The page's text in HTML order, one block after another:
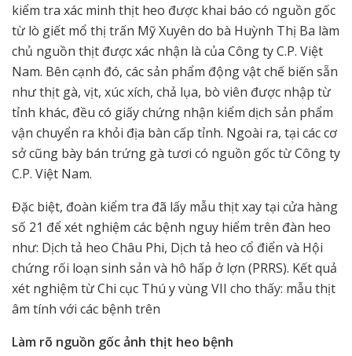
kiểm tra xác minh thịt heo được khai báo có nguồn gốc
từ lò giết mổ thị trấn Mỹ Xuyên do bà Huỳnh Thị Ba làm
chủ nguồn thịt được xác nhận là của Công ty C.P. Việt
Nam. Bên cạnh đó, các sản phẩm động vật chế biến sẵn
như thịt gà, vịt, xúc xích, chả lụa, bò viên được nhập từ
tỉnh khác, đều có giấy chứng nhận kiểm dịch sản phẩm
vận chuyển ra khỏi địa bàn cấp tỉnh. Ngoài ra, tại các cơ
sở cũng bày bán trứng gà tươi có nguồn gốc từ Công ty
C.P. Việt Nam.
Đặc biệt, đoàn kiểm tra đã lấy mẫu thịt xay tại cửa hàng
số 21 để xét nghiệm các bệnh nguy hiểm trên đàn heo
như: Dịch tả heo Châu Phi, Dịch tả heo cổ điển và Hội
chứng rối loạn sinh sản và hô hấp ở lợn (PRRS). Kết quả
xét nghiệm từ Chi cục Thú y vùng VII cho thấy: mẫu thịt
âm tính với các bệnh trên
Làm rõ nguồn gốc ảnh thịt heo bệnh